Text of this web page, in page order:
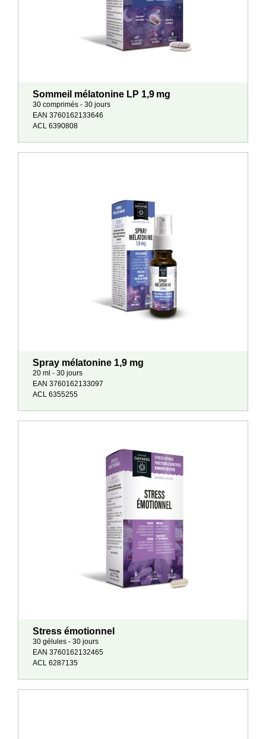
Sommeil mélatonine LP 1,9 mg
30 comprimés - 30 jours
EAN 3760162133646
ACL 6390808
Spray mélatonine 1,9 mg
20 ml - 30 jours
EAN 3760162133097
ACL 6355255
Stress émotionnel
30 gélules - 30 jours
EAN 3760162132465
ACL 6287135